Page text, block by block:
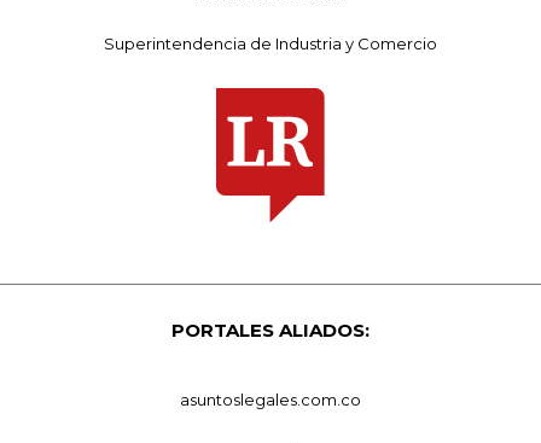
Superintendencia de Industria y Comercio
PORTALES ALIADOS:
asuntoslegales.com.co